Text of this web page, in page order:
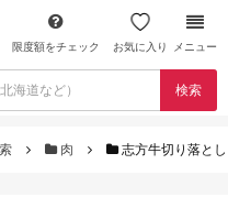
限度額をチェック お気に入り メニュー
検索
肉 志方牛切り落と